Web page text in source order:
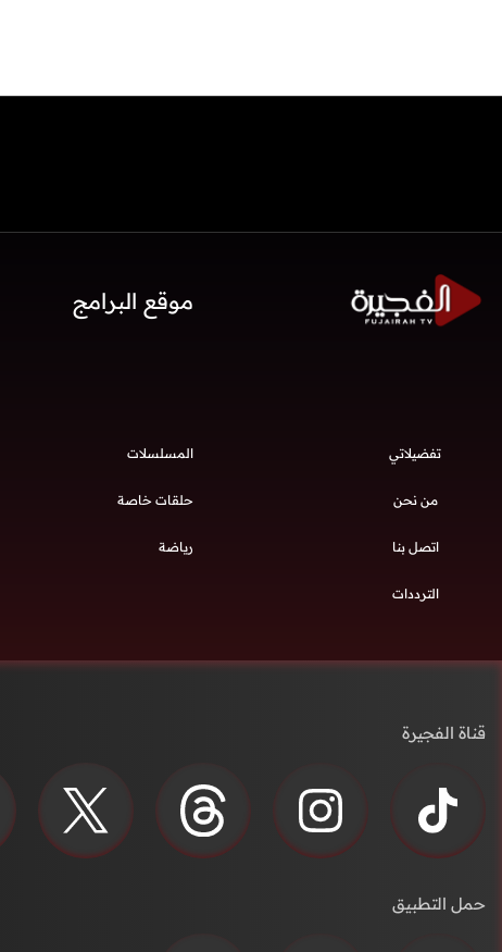
موقع البرامج
تفضيلاتي
من نحن
اتصل بنا
الترددات
المسلسلات
حلقات خاصة
رياضة
قناة الفجيرة
حمل التطبيق